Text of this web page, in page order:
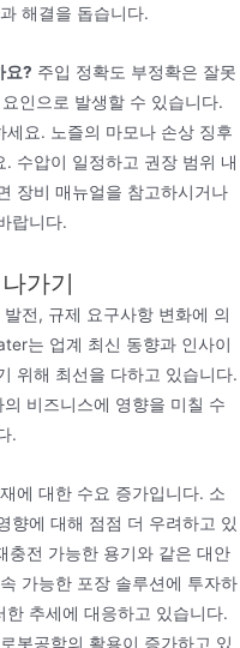
해결을 돕습니다.
요? 주입 정확도 부정확은 잘못
인으로 발생할 수 있습니다.
요. 노즐의 마모나 손상 징후
수압이 일정하고 권장 범위 내
장비 매뉴얼을 참고하시거나
랍니다.
가기
전, 규제 요구사항 변화에 의
는 업계 최신 동향과 인사이
위해 최선을 다하고 있습니다.
비즈니스에 영향을 미칠 수
.
에 대한 수요 증가입니다. 소
향에 대해 점점 더 우려하고 있
충전 가능한 용기와 같은 대안
가능한 포장 솔루션에 투자하
추세에 대응하고 있습니다.
봇공학의 활용이 증가하고 있